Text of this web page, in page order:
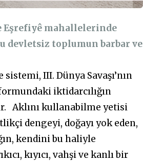
Eşrefiyê mahallelerinde
devletsiz toplumun barbar ve
III. Dünya Savaşı’nın
iktidarcılığın
Aklını kullanabilme yetisi
dengeyi, doğayı yok eden,
kendini bu haliyle
kıyıcı, vahşi ve kanlı bir